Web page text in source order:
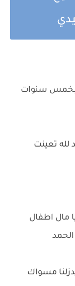
تخرجت بخمس سنوات
لله تعينت
مال اطفال
الحمد
مسواك